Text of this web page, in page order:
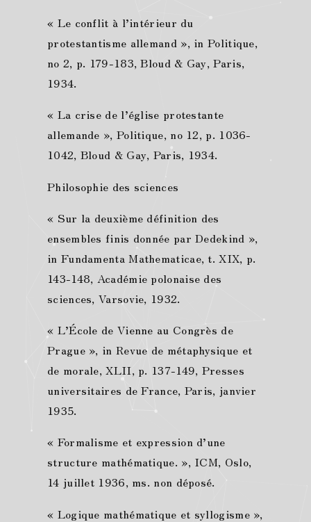
« Le conflit à l’intérieur du
protestantisme allemand », in Politique,
no 2, p. 179-183, Bloud & Gay, Paris,
1934.
« La crise de l’église protestante
allemande », Politique, no 12, p. 1036-
1042, Bloud & Gay, Paris, 1934.
Philosophie des sciences
« Sur la deuxième définition des
ensembles finis donnée par Dedekind »,
in Fundamenta Mathematicae, t. XIX, p.
143-148, Académie polonaise des
sciences, Varsovie, 1932.
« L’École de Vienne au Congrès de
Prague », in Revue de métaphysique et
de morale, XLII, p. 137-149, Presses
universitaires de France, Paris, janvier
1935.
« Formalisme et expression d’une
structure mathématique. », ICM, Oslo,
14 juillet 1936, ms. non déposé.
« Logique mathématique et syllogisme »,